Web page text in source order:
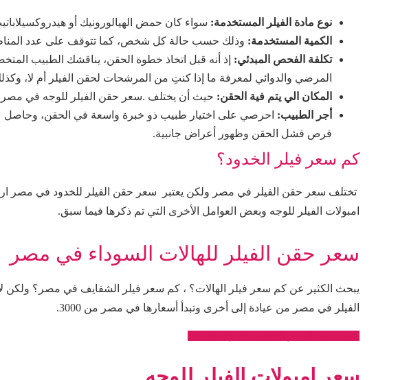
نوع مادة الفيلر المستخدمة: سواء كان حمض الهيالورونيك أو
الكمية المستخدمة: وذلك حسب حالة كل شخص، كما تتوقف على عدد
تكلفة الفحص المبدئي: إذ أنه قبل اتخاذ خطوة الحقن، يناقشك الطبيب
المرضي والدوائي لمعرفة ما إذا كنتِ من المرشحات لحقن الفيلر أم لا،
المكان الي يتم فية الحقن: حيث أن يختلف .سعر حقن الفيلر للوجه في
أجر الطبيب: احرصي على اختيار طبيب ذو خبرة واسعة في الحقن، وحاصل
فرص فشل الحقن وظهور أعراض جانبية.
كم سعر فيلر الخدود؟
تختلف سعر حقن الفيلر في مصر ولكن يعتبر سعر حقن الفيلر للخدود في مصر
امبولات الفيلر للوجه وبعض العوامل الأخرى التي تم ذكرها فيما سبق.
سعر حقن الفيلر للهالات السوداء في مصر
يبحث الكثير عن كم سعر فيلر الهالات؟ ، كم سعر فيلر الشفايف في مصر؟ ولكن
الفيلر في مصر من عيادة إلى أخرى وتبدأ أسعارها في مصر من 3000.